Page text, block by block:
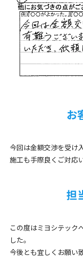
お
今回は金額交渉を受け
施工も手際良くご対応
担
この度はミヨシテック
した。
今後とも宜しくお願い